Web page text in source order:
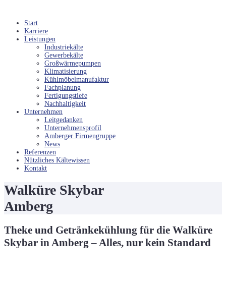
Start
Karriere
Leistungen
Industriekälte
Gewerbekälte
Großwärmepumpen
Klimatisierung
Kühlmöbelmanufaktur
Fachplanung
Fertigungstiefe
Nachhaltigkeit
Unternehmen
Leitgedanken
Unternehmensprofil
Amberger Firmengruppe
News
Referenzen
Nützliches Kältewissen
Kontakt
Walküre Skybar
Amberg
Theke und Getränkekühlung für die Walküre
Skybar in Amberg – Alles, nur kein Standard